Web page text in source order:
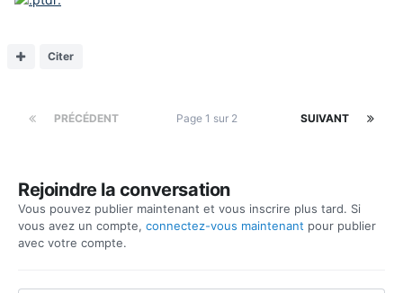
Citer
PRÉCÉDENT SUIVANT
Page 1 sur 2
Rejoindre la conversation
Vous pouvez publier maintenant et vous inscrire plus tard. Si
vous avez un compte, connectez-vous maintenant pour publier
avec votre compte.